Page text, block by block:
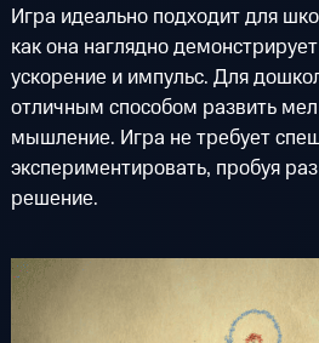
Игра идеально подходит для
как она наглядно
ускорение и импульс. Для
отличным способом развить
мышление. Игра не требует
экспериментировать, пробуя
решение.